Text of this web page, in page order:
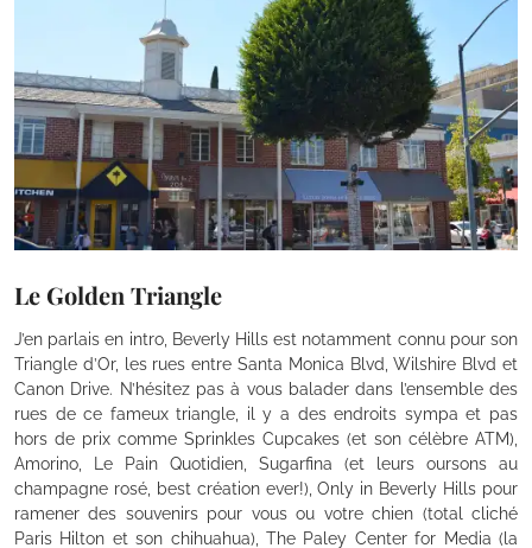
Le Golden Triangle
J’en parlais en intro, Beverly Hills est notamment connu pour son
Triangle d’Or, les rues entre Santa Monica Blvd, Wilshire Blvd et
Canon Drive. N’hésitez pas à vous balader dans l’ensemble des
rues de ce fameux triangle, il y a des endroits sympa et pas
hors de prix comme Sprinkles Cupcakes (et son célèbre ATM),
Amorino, Le Pain Quotidien, Sugarfina (et leurs oursons au
champagne rosé, best création ever!), Only in Beverly Hills pour
ramener des souvenirs pour vous ou votre chien (total cliché
Paris Hilton et son chihuahua), The Paley Center for Media (la